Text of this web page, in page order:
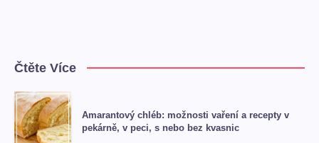
Čtěte Více
Amarantový chléb: možnosti vaření a recepty v
pekárně, v peci, s nebo bez kvasnic